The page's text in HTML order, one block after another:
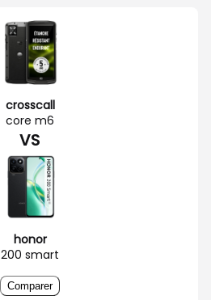
crosscall
core m6
VS
honor
200 smart
Comparer